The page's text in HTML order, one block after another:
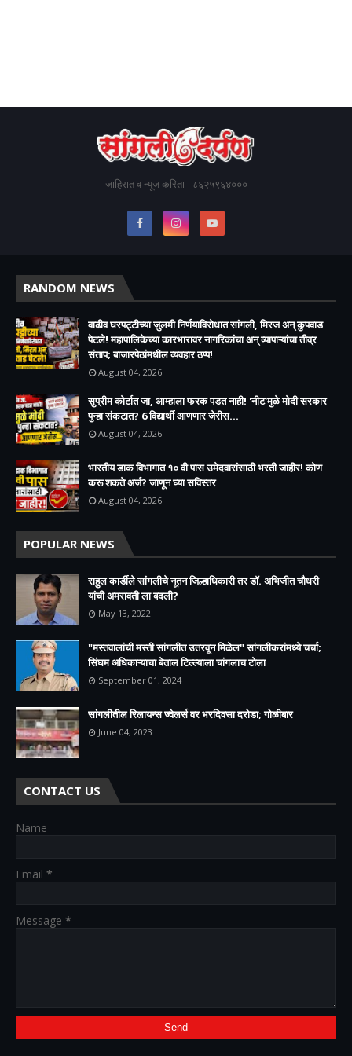
जाहिरात व न्यूज करिता - ८६२५९६४०००
RANDOM NEWS
वाढीव घरपट्टीच्या जुलमी निर्णयाविरोधात सांगली, मिरज अन् कुपवाड
पेटले! महापालिकेच्या कारभारावर नागरिकांचा अन् व्यापाऱ्यांचा तीव्र
संताप; बाजारपेठांमधील व्यवहार ठप्प!​
August 04, 2026
सुप्रीम कोर्टात जा, आम्हाला फरक पडत नाही! 'नीट'मुळे मोदी सरकार
पुन्हा संकटात? 6 विद्यार्थी आणणार जेरीस...
August 04, 2026
भारतीय डाक विभागात १० वी पास उमेदवारांसाठी भरती जाहीर! कोण
करू शकते अर्ज? जाणून घ्या सविस्तर
August 04, 2026
POPULAR NEWS
राहुल कार्डीले सांगलीचे नूतन जिल्हाधिकारी तर डॉ. अभिजीत चौधरी
यांची अमरावती ला बदली?
May 13, 2022
"मस्तवालांची मस्ती सांगलीत उतरवून मिळेल" सांगलीकरांमध्ये चर्चा;
सिंघम अधिकाऱ्याचा बेताल टिल्ल्याला चांगलाच टोला
September 01, 2024
सांगलीतील रिलायन्स ज्वेलर्स वर भरदिवसा दरोडा; गोळीबार
June 04, 2023
CONTACT US
Name
Email *
Message *